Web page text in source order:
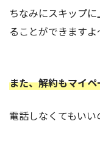
ちなみにスキップ
ることができますよ
また、解約もマイ
電話しなくてもい